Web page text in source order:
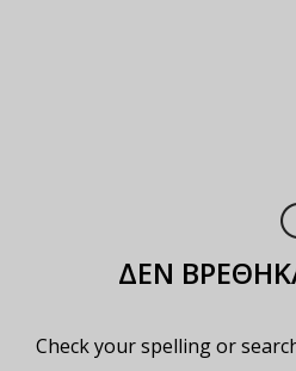
ΔΕΝ
Check your spelling or